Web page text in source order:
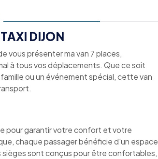
DIJON
vous présenter ma van 7 places,
à tous vos déplacements. Que ce soit
ou un événement spécial, cette van
pour garantir votre confort et votre
chaque passager bénéficie d'un espace
sont conçus pour être confortables,